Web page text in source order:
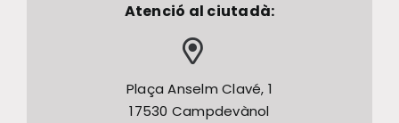
Atenció al ciutadà:
Plaça Anselm Clavé, 1
17530 Campdevànol